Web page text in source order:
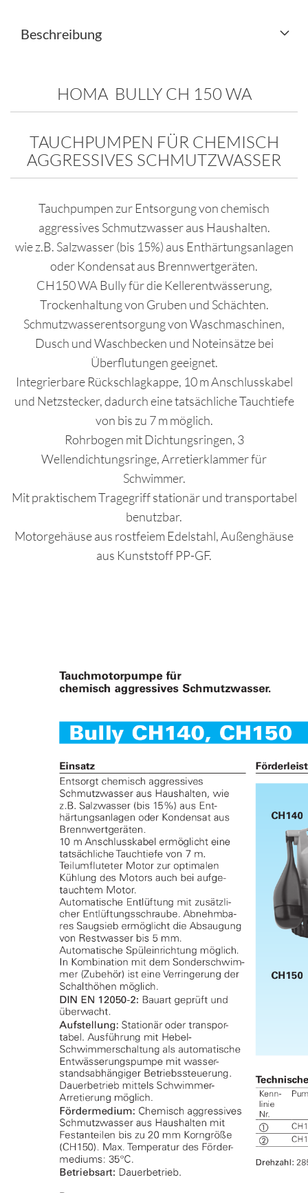
Beschreibung
HOMA BULLY CH 150 WA
TAUCHPUMPEN FÜR CHEMISCH
AGGRESSIVES SCHMUTZWASSER
Tauchpumpen zur Entsorgung von chemisch
aggressives Schmutzwasser aus Haushalten.
wie z.B. Salzwasser (bis 15%) aus Enthärtungsanlagen
oder Kondensat aus Brennwertgeräten.
CH150 WA Bully für die Kellerentwässerung,
Trockenhaltung von Gruben und Schächten.
Schmutzwasserentsorgung von Waschmaschinen,
Dusch und Waschbecken und Noteinsätze bei
Überflutungen geeignet.
Integrierbare Rückschlagkappe, 10 m Anschlusskabel
und Netzstecker, dadurch eine tatsächliche Tauchtiefe
von bis zu 7 m möglich.
Rohrbogen mit Dichtungsringen, 3
Wellendichtungsringe, Arretierklammer für
Schwimmer.
Mit praktischem Tragegriff stationär und transportabel
benutzbar.
Motorgehäuse aus rostfeiem Edelstahl, Außenghäuse
aus Kunststoff PP-GF.